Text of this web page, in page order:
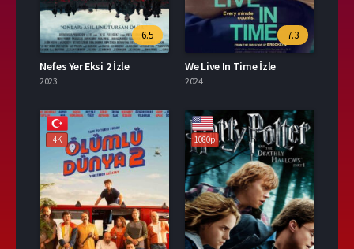
6.5
Nefes Yer Eksi 2 İzle
2023
7.3
We Live In Time İzle
2024
4K 1080p